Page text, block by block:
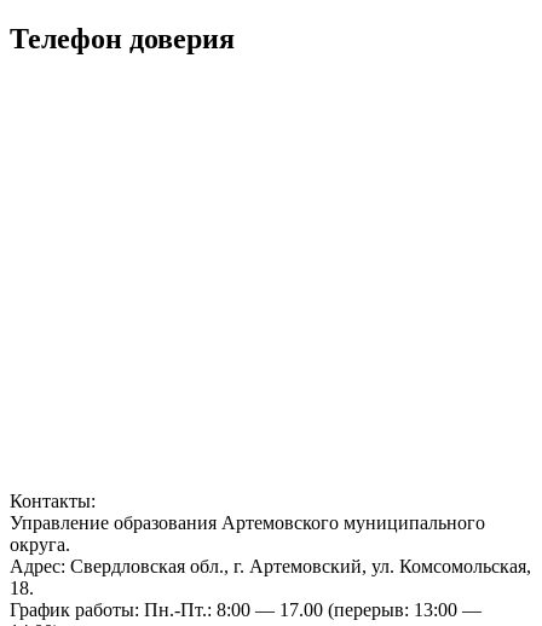
Телефон доверия
Контакты:
Управление образования Артемовского муниципального
округа.
Адрес: Свердловская обл., г. Артемовский, ул. Комсомольская,
18.
График работы: Пн.-Пт.: 8:00 — 17.00 (перерыв: 13:00 —